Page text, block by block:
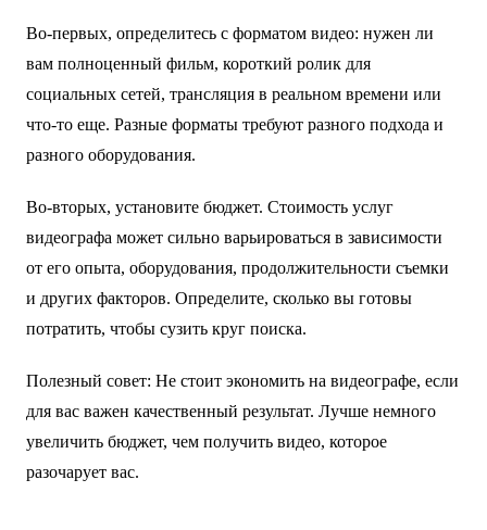
Во-первых, определитесь с форматом видео: нужен ли
вам полноценный фильм, короткий ролик для
социальных сетей, трансляция в реальном времени или
что-то еще. Разные форматы требуют разного подхода и
разного оборудования.
Во-вторых, установите бюджет. Стоимость услуг
видеографа может сильно варьироваться в зависимости
от его опыта, оборудования, продолжительности съемки
и других факторов. Определите, сколько вы готовы
потратить, чтобы сузить круг поиска.
Полезный совет: Не стоит экономить на видеографе, если
для вас важен качественный результат. Лучше немного
увеличить бюджет, чем получить видео, которое
разочарует вас.